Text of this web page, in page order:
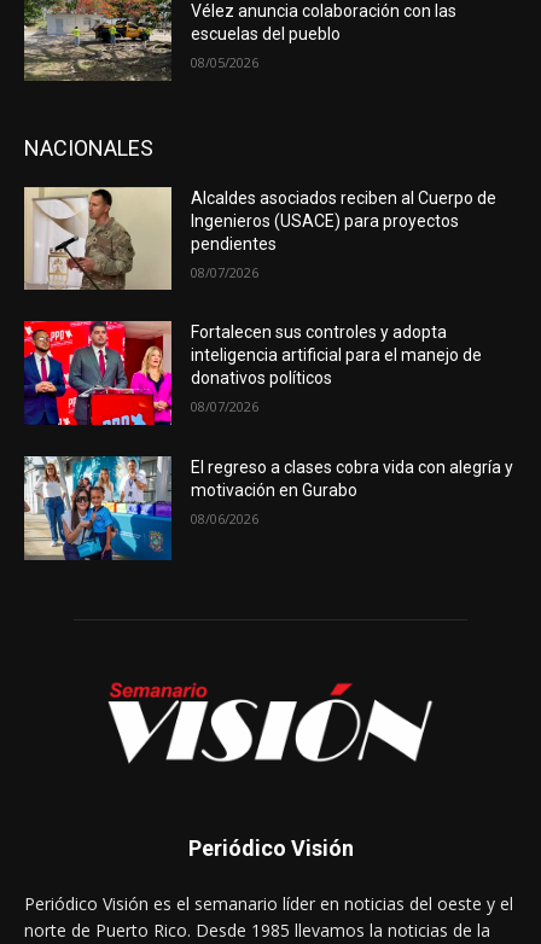
Vélez anuncia colaboración con las
escuelas del pueblo
08/05/2026
NACIONALES
Alcaldes asociados reciben al Cuerpo de
Ingenieros (USACE) para proyectos
pendientes
08/07/2026
Fortalecen sus controles y adopta
inteligencia artificial para el manejo de
donativos políticos
08/07/2026
El regreso a clases cobra vida con alegría y
motivación en Gurabo
08/06/2026
Periódico Visión
Periódico Visión es el semanario líder en noticias del oeste y el
norte de Puerto Rico. Desde 1985 llevamos la noticias de la